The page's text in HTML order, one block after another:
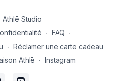
Studio
∙ FAQ ∙
∙ Réclamer une carte cadeau
Athlē ∙ Instagram